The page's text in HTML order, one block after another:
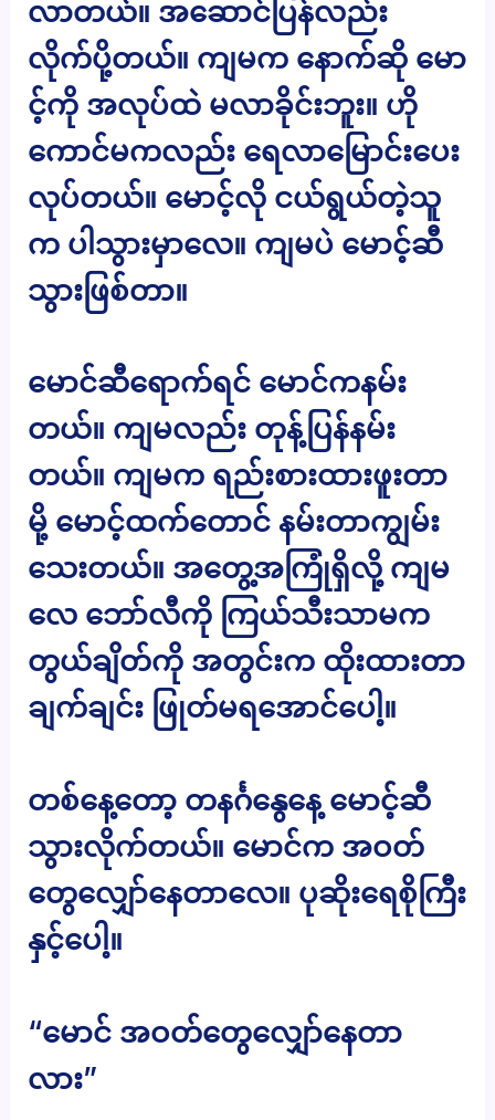
လာတယ်။ အဆောင်ပြန်လည်း
လိုက်ပို့တယ်။ ကျမက နောက်ဆို မော
င့်ကို အလုပ်ထဲ မလာခိုင်းဘူး။ ဟို
ကောင်မကလည်း ရေလာမြောင်းပေး
လုပ်တယ်။ မောင့်လို ငယ်ရွယ်တဲ့သူ
က ပါသွားမှာလေ။ ကျမပဲ မောင့်ဆီ
သွားဖြစ်တာ။
မောင်ဆီရောက်ရင် မောင်ကနမ်း
တယ်။ ကျမလည်း တုန့်ပြန်နမ်း
တယ်။ ကျမက ရည်းစားထားဖူးတာ
မို့ မောင့်ထက်တောင် နမ်းတာကျွမ်း
သေးတယ်။ အတွေ့အကြုံရှိလို့ ကျမ
လေ ဘော်လီကို ကြယ်သီးသာမက
တွယ်ချိတ်ကို အတွင်းက ထိုးထားတာ
ချက်ချင်း ဖြုတ်မရအောင်ပေါ့။
တစ်နေ့တော့ တနင်္ဂနွေနေ့ မောင့်ဆီ
သွားလိုက်တယ်။ မောင်က အဝတ်
တွေလျှော်နေတာလေ။ ပုဆိုးရေစိုကြီး
နှင့်ပေါ့။
“မောင် အဝတ်တွေလျှော်နေတာ
လား”